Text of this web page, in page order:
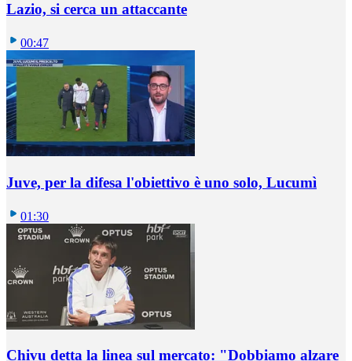
Lazio, si cerca un attaccante
00:47
Juve, per la difesa l'obiettivo è uno solo, Lucumì
01:30
Chivu detta la linea sul mercato: "Dobbiamo alzare